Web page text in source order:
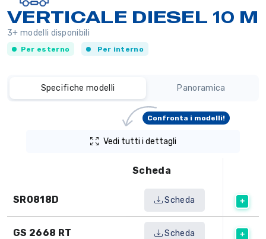
VERTICALE DIESEL 10 M
3+ modelli disponibili
Per esterno Per interno
Specifiche modelli Panoramica
Vedi tutti i dettagli
Confronta i modelli!
Scheda
SR0818D Scheda
GS 2668 RT Scheda